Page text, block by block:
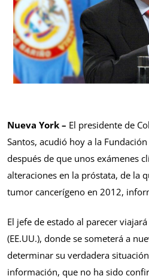
Nueva York – El presidente de
Santos, acudió hoy a la
después de que unos exámenes
alteraciones en la próstata, de la
tumor cancerígeno en 2012,
El jefe de estado al parecer
(EE.UU.), donde se someterá a
determinar su verdadera
información, que no ha sido